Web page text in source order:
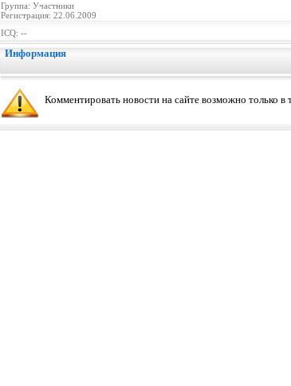
Группа: Участники
Регистрация: 22.06.2009
ICQ: --
Информация
Комментировать новости на сайте возможно только в